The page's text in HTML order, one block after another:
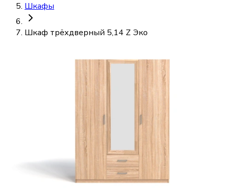
Шкафы
Шкаф трёхдверный 5,14 Z Эко